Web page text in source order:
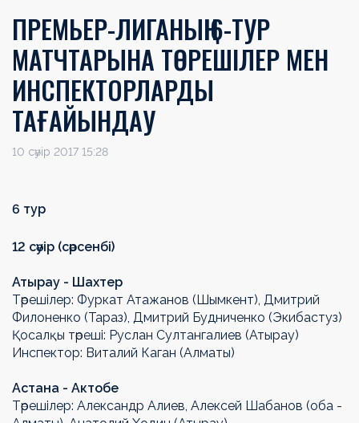
ПРЕМЬЕР-ЛИГАНЫҢ 6-ТУР
МАТЧТАРЫНА ТӨРЕШІЛЕР МЕН
ИНСПЕКТОРЛАРДЫ
ТАҒАЙЫНДАУ
10 сәуір 2017 15:28
6 тур
12 сәуір (сәрсенбі)
Атырау - Шахтер
Төрешілер: Фуркат Атажанов (Шымкент), Дмитрий
Филоненко (Тараз), Дмитрий Будниченко (Экибастуз)
Қосалқы төреші: Руслан Султангалиев (Атырау)
Инспектор: Виталий Каган (Алматы)
Астана - Актобе
Төрешілер: Александр Алиев, Алексей Шабанов (оба -